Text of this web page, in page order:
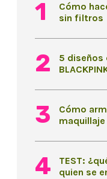
Cómo
sin filtros
5 diseños
Cómo
maquillaje
TEST:
quien se